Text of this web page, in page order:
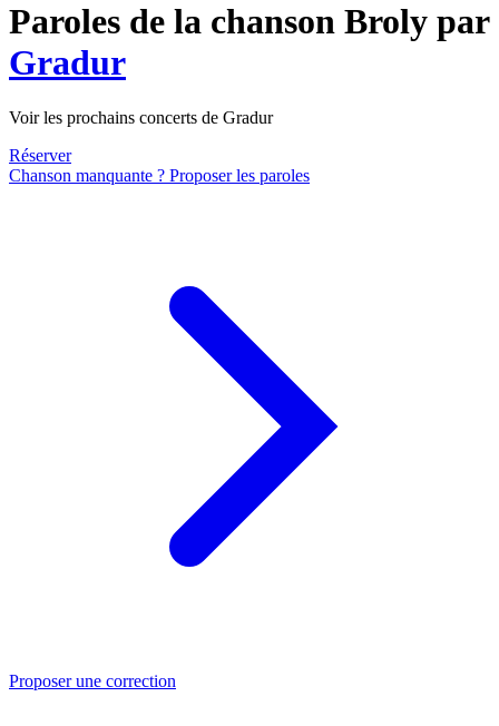
Paroles de la chanson Broly par
Gradur
Voir les prochains concerts de Gradur
Réserver
Chanson manquante ? Proposer les paroles
Proposer une correction